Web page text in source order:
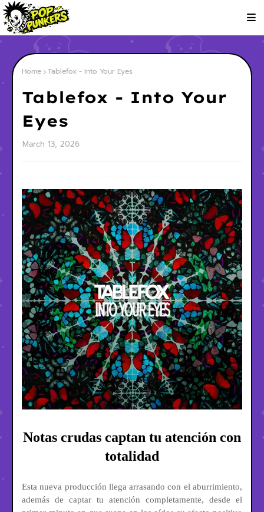
Home Tablefox - Into Your Eyes
Tablefox - Into Your
Eyes
March 13, 2026
Notas crudas captan tu atención con
totalidad
Esta nueva producción llega arrasando con el aburrimiento,
además de captar tu atención completamente, desde el